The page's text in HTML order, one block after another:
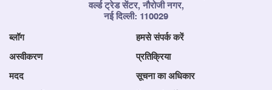
वर्ल्ड ट्रेड सेंटर, नौरोजी नगर,
नई दिल्ली: 110029
ब्लॉग हमसे संपर्क करें
अस्वीकरण प्रतिक्रिया
मदद सूचना का अधिकार